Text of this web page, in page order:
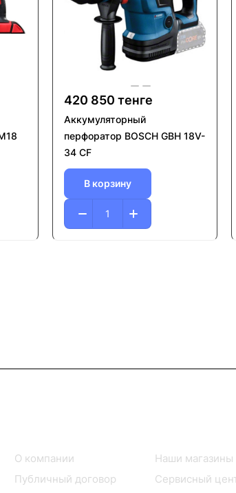
420 850 тенге
Аккумуляторный
перфоратор BOSCH GBH 18V-
34 CF
В корзину
О компании
Публичный договор
Наши магазины
Сервисный